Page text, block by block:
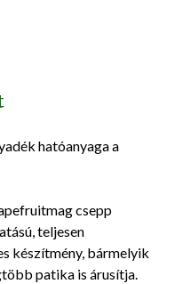
hatóanyaga a
csepp
teljesen
készítmény, bármelyik
patika is árusítja.